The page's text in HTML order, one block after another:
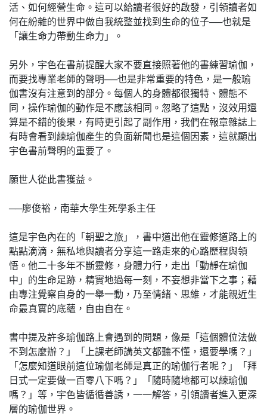
活、如何經營生命。這可以給讀者很好的啟發，引領讀者如
何在紛雜的世界中做自我統整並找到生命的位子──也就是
「讓生命力帶動生命力」。
另外，宇色在書前提醒大家不要直接照著他的書練習瑜伽，
而要找專業老師的聲明──也是非常重要的特色，是一般瑜
伽書沒有注意到的部分。每個人的身體都很獨特、體態不
同，操作瑜伽的動作是不應該相同。忽略了這點，沒效用還
算是不錯的後果，有時更引起了副作用，我們在報章雜誌上
有時會看到練瑜伽產生的負面新聞也是這個因素，這就顯出
宇色書前聲明的重要了。
願世人從此書獲益。
──廖俊裕，南華大學生死學系主任
這是宇色內在的「朝聖之旅」，書中道出他在靈修道路上的
點點滴滴，無私地與讀者分享這一路走來的心路歷程與領
悟。他二十多年不斷靈修，身體力行，走出「動靜在瑜伽
中」的生命足跡，精實地過每一刻，不妄想非當下之事；藉
由專注覺察自身的一舉一動，乃至情緒、思維，才能親近生
命最真實的底蘊，自由自在。
書中提及許多瑜伽路上會遇到的問題，像是「這個體位法做
不到怎麼辦？」「上課老師講英文都聽不懂，還要學嗎？」
「怎麼知道眼前這位瑜伽老師是真正的瑜伽行者呢？」「拜
日式一定要做一百零八下嗎？」「隨時隨地都可以練瑜伽
嗎？」等，宇色皆循循善誘，一一解答，引領讀者進入更深
層的瑜伽世界。